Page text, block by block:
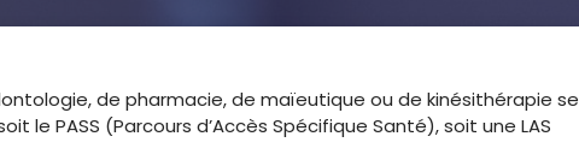
de pharmacie, de maïeutique ou de kinésithérapie se
le PASS (Parcours d’Accès Spécifique Santé), soit une LAS